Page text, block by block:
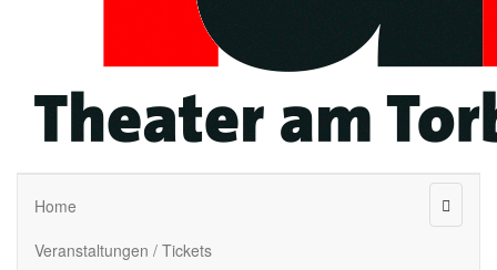
Home
Veranstaltungen / Tickets